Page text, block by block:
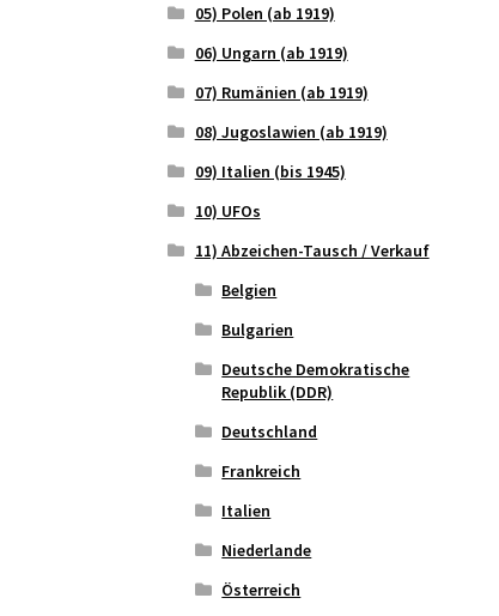
05) Polen (ab 1919)
06) Ungarn (ab 1919)
07) Rumänien (ab 1919)
08) Jugoslawien (ab 1919)
09) Italien (bis 1945)
10) UFOs
11) Abzeichen-Tausch / Verkauf
Belgien
Bulgarien
Deutsche Demokratische
Republik (DDR)
Deutschland
Frankreich
Italien
Niederlande
Österreich